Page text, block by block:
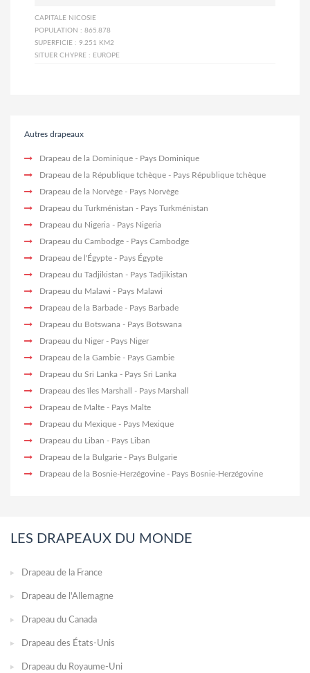
CAPITALE NICOSIE
POPULATION : 865.878
SUPERFICIE : 9.251 KM2
SITUER CHYPRE : EUROPE
Autres drapeaux
Drapeau de la Dominique - Pays Dominique
Drapeau de la République tchèque - Pays République tchèque
Drapeau de la Norvège - Pays Norvège
Drapeau du Turkménistan - Pays Turkménistan
Drapeau du Nigeria - Pays Nigeria
Drapeau du Cambodge - Pays Cambodge
Drapeau de l'Égypte - Pays Égypte
Drapeau du Tadjikistan - Pays Tadjikistan
Drapeau du Malawi - Pays Malawi
Drapeau de la Barbade - Pays Barbade
Drapeau du Botswana - Pays Botswana
Drapeau du Niger - Pays Niger
Drapeau de la Gambie - Pays Gambie
Drapeau du Sri Lanka - Pays Sri Lanka
Drapeau des îles Marshall
- Pays Marshall
Drapeau de Malte - Pays Malte
Drapeau du Mexique - Pays Mexique
Drapeau du Liban - Pays Liban
Drapeau de la Bulgarie - Pays Bulgarie
Drapeau de la Bosnie-Herzégovine - Pays Bosnie-Herzégovine
LES DRAPEAUX DU MONDE
Drapeau de la France
Drapeau de l'Allemagne
Drapeau du Canada
Drapeau des États-Unis
Drapeau du Royaume-Uni